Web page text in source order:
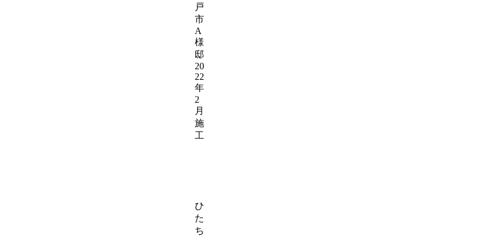
戸
市
A
様
邸
20
22
年
2
月
施
工
ひ
た
ち